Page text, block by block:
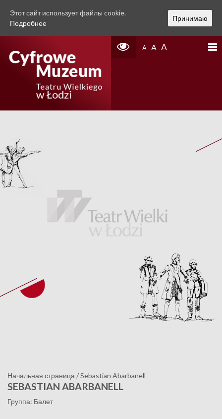
A A A
Начальная страница /Sebastian Abarbanell
SEBASTIAN ABARBANELL
Группа: Балет
Этот сайт использует файлы cookie.
Подробнее
Принимаю